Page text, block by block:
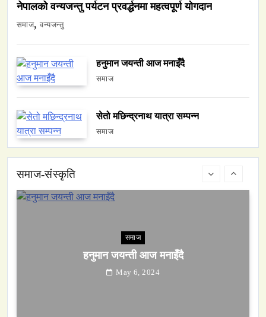
नेपालको वन्यजन्तु पर्यटन प्रवर्द्धनमा महत्वपूर्ण योगदान
समाज वन्यजन्तु
हनुमान जयन्ती आज मनाइँदै
समाज
सेतो मछिन्द्रनाथ यात्रा सम्पन्न
समाज
समाज-संस्कृति
वन्यजन्तु वातावरण
नेपालको वन्यजन्तु पर्यटन प्रवर्द्धनमा महत्वपूर्ण योगदान
May 6, 2024
हनुमान जयन्ती आज मनाइँदै